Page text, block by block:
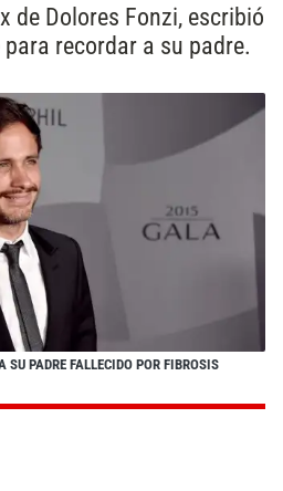
de Dolores Fonzi, escribió
recordar a su padre.
PADRE FALLECIDO POR FIBROSIS